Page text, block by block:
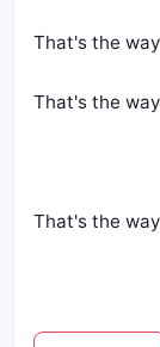
That's the